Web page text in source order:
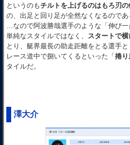
というのもチルトを上げるのはもろ刃の
の、出足と回り足が全然なくなるのであ
…なので阿波勝哉選手のような「伸び
単純なスタイルではなく、
スタートで
とり、艇界最長の助走距離をとる選手
レース道中で捌いてくるといった「捲り
タイルだ。
澤大介